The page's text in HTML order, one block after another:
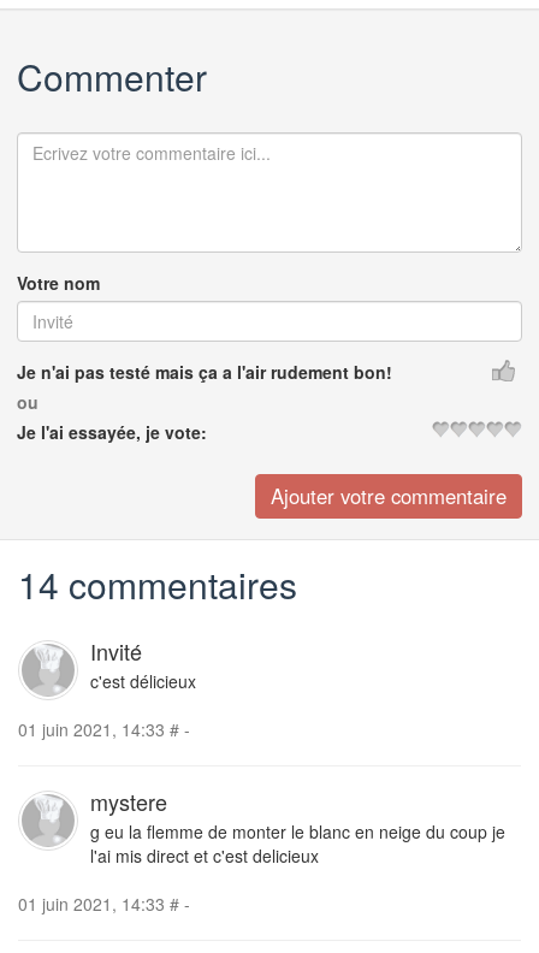
Commenter
Votre nom
Je n'ai pas testé mais ça a l'air rudement bon!
ou
Je l'ai essayée, je vote:
14 commentaires
Invité
c'est délicieux
01 juin 2021, 14:33 # -
mystere
g eu la flemme de monter le blanc en neige du coup je
l'ai mis direct et c'est delicieux
01 juin 2021, 14:33 # -